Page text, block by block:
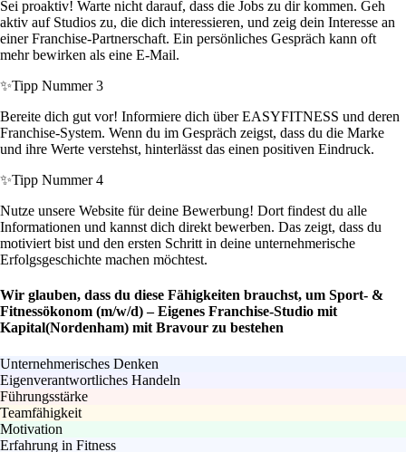
Sei proaktiv! Warte nicht darauf, dass die Jobs zu dir kommen. Geh
aktiv auf Studios zu, die dich interessieren, und zeig dein Interesse an
einer Franchise-Partnerschaft. Ein persönliches Gespräch kann oft
mehr bewirken als eine E-Mail.
✨Tipp Nummer 3
Bereite dich gut vor! Informiere dich über EASYFITNESS und deren
Franchise-System. Wenn du im Gespräch zeigst, dass du die Marke
und ihre Werte verstehst, hinterlässt das einen positiven Eindruck.
✨Tipp Nummer 4
Nutze unsere Website für deine Bewerbung! Dort findest du alle
Informationen und kannst dich direkt bewerben. Das zeigt, dass du
motiviert bist und den ersten Schritt in deine unternehmerische
Erfolgsgeschichte machen möchtest.
Wir glauben, dass du diese Fähigkeiten brauchst, um Sport- &
Fitnessökonom (m/w/d) – Eigenes Franchise-Studio mit
Kapital(Nordenham) mit Bravour zu bestehen
Unternehmerisches Denken
Eigenverantwortliches Handeln
Führungsstärke
Teamfähigkeit
Motivation
Erfahrung in Fitness